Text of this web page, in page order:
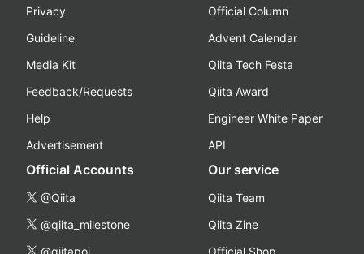
Privacy
Guideline
Media Kit
Feedback/Requests
Help
Advertisement
Official Column
Advent Calendar
Qiita Tech Festa
Qiita Award
Engineer White Paper
API
Official Accounts
@Qiita
@qiita_milestone
@qiitapoi
Our service
Qiita Team
Qiita Zine
Official Shop